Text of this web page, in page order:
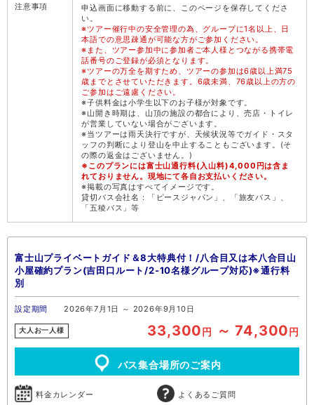
注意事項
申込画面に移動する前に、このページを保存してくださ
い。
※ツアー催行中の安全管理の為、グループに1名以上、日
本語での意思疎通が可能な方がご参加ください。
※また、ツアー参加中に参加者ご本人様とつながる携帯電
話番号のご登録が必須となります。
※ツアーの万全を期すため、ツアーの参加は6歳以上満75
歳までとさせていただきます。6歳未満、76歳以上の方の
ご参加はご遠慮ください。
※子供料金は小学生以下のお子様が対象です。
※山開き時期は、山頂の施設の都合により、売店・トイレ
が営業していない場合がございます。
※当ツアーは雨天決行ですが、天候状況等でガイド・スタ
ッフの判断により登山を中止することもございます。(そ
の際の返金はございません。)
※このプランには富士山通行料(入山料)4,000円は含ま
れておりません。現地にて各自お支払いください。
※掲載の写真はすべてイメージです。
貸切バス会社名：「ピースジャパン」、「旅友バス」、
「五稜バス」等
富士山プライベートガイド＆8大特典付！/八合目又は本八合目山
小屋確約プラン(吉田口ルート/2-10名様グループ対応)※通行料
別
設定期間 2026年7月1日 ～ 2026年9月10日
大人お一人様 33,300円 ～ 74,300円
バス集合場所のご案内
料金カレンダー よくあるご質問